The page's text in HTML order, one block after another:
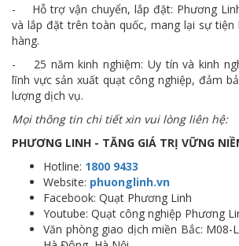
- Hỗ trợ vận chuyển, lắp đặt: Phương
và lắp đặt trên toàn quốc, mang lại sự tiện
hàng.
- 25 năm kinh nghiệm: Uy tín và kinh
lĩnh vực sản xuất quạt công nghiệp, đảm
lượng dịch vụ.
Mọi thông tin chi tiết xin vui lòng liên hệ:
PHƯƠNG LINH - TĂNG GIÁ TRỊ VỮNG
Hotline: 1800 9433
Website: phuonglinh.vn
Facebook: Quạt Phương Linh
Youtube: Quạt công nghiệp Phương
Văn phòng giao dịch miền Bắc: M08-